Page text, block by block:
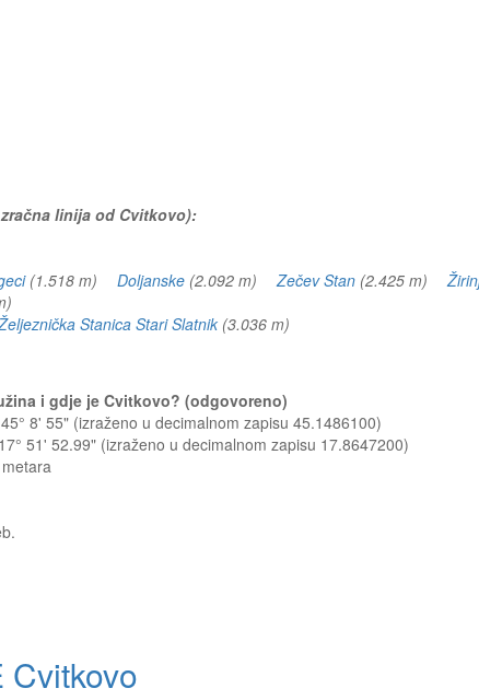
linija od Cvitkovo):
(1.518 m) Doljanske (2.092 m)Zečev Stan (2.425 m)
Stanica Stari Slatnik (3.036 m)
i gdje je Cvitkovo? (odgovoreno)
8' 55" (izraženo u decimalnom zapisu 45.1486100)
51' 52.99" (izraženo u decimalnom zapisu 17.8647200)
Cvitkovo